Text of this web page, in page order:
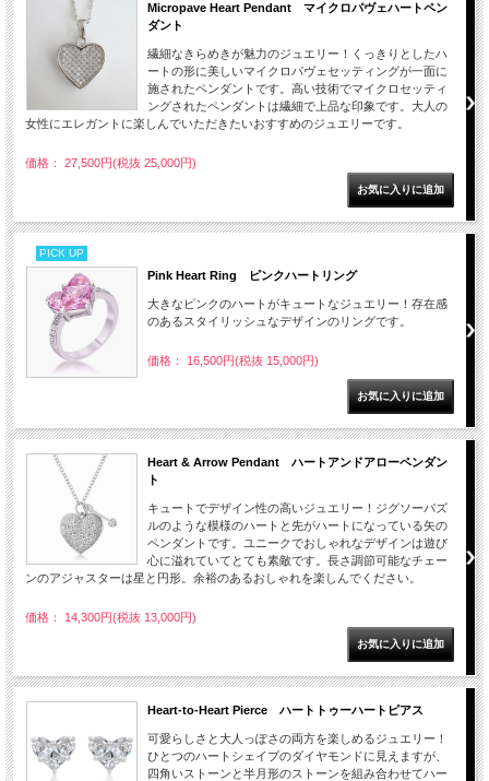
Micropave Heart Pendant マイクロパヴェハートペン
ダント
繊細なきらめきが魅力のジュエリー！くっきりとしたハ
ートの形に美しいマイクロパヴェセッティングが一面に
施されたペンダントです。高い技術でマイクロセッティ
ングされたペンダントは繊細で上品な印象です。大人の
女性にエレガントに楽しんでいただきたいおすすめのジュエリーです。
価格： 27,500円(税抜 25,000円)
PICK UP
Pink Heart Ring ピンクハートリング
大きなピンクのハートがキュートなジュエリー！存在感
のあるスタイリッシュなデザインのリングです。
価格： 16,500円(税抜 15,000円)
Heart & Arrow Pendant ハートアンドアローペンダン
ト
キュートでデザイン性の高いジュエリー！ジグソーパズ
ルのような模様のハートと先がハートになっている矢の
ペンダントです。ユニークでおしゃれなデザインは遊び
心に溢れていてとても素敵です。長さ調節可能なチェー
ンのアジャスターは星と円形。余裕のあるおしゃれを楽しんでください。
価格： 14,300円(税抜 13,000円)
Heart-to-Heart Pierce ハートトゥーハートピアス
可愛らしさと大人っぽさの両方を楽しめるジュエリー！
ひとつのハートシェイプのダイヤモンドに見えますが、
四角いストーンと半月形のストーンを組み合わせてハー